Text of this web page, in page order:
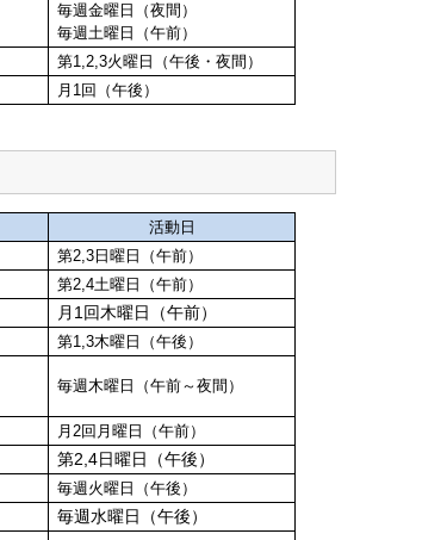
毎週金曜日（夜間）
毎週土曜日（午前）
第1,2,3火曜日（午後・夜間）
月1回（午後）
活動日
第2,3日曜日（午前）
第2,4土曜日（午前）
月1回木曜日（午前）
第1,3木曜日（午後）
毎週木曜日（午前～夜間）
月2回月曜日（午前）
第2,4日曜日（午後）
毎週火曜日（午後）
毎週水曜日（午後）